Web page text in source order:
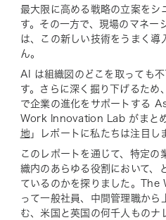
最大限に高める戦略の立案をシ
す。その一方で、現場のマネー
は、この新しい技術をうまく導
ん。
AI は組織図のどこを取っても
す。さらに深く掘り下げるため
で企業の進化をサポートする
Work Innovation Lab がまと
地」レポートに私たちは注目し
このレポートを通じて、特定の
織内のあらゆる役割において、
ているのかを探りました。
って一般社員、中間管理職から
む、米国と英国の何千人ものナ